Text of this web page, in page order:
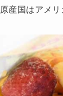
産国はアメリ